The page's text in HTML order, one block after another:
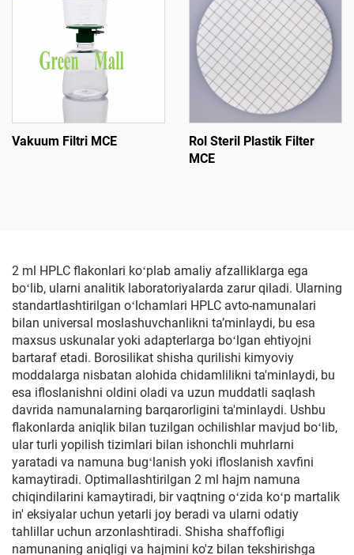
Vakuum Filtri MCE
Rol Steril Plastik Filter
MCE
2 ml HPLC flakonlari koʻplab amaliy afzalliklarga ega
boʻlib, ularni analitik laboratoriyalarda zarur qiladi. Ularning
standartlashtirilgan oʻlchamlari HPLC avto-namunalari
bilan universal moslashuvchanlikni taʼminlaydi, bu esa
maxsus uskunalar yoki adapterlarga boʻlgan ehtiyojni
bartaraf etadi. Borosilikat shisha qurilishi kimyoviy
moddalarga nisbatan alohida chidamlilikni ta'minlaydi, bu
esa ifloslanishni oldini oladi va uzun muddatli saqlash
davrida namunalarning barqarorligini ta'minlaydi. Ushbu
flakonlarda aniqlik bilan tuzilgan ochilishlar mavjud boʻlib,
ular turli yopilish tizimlari bilan ishonchli muhrlarni
yaratadi va namuna bugʻlanish yoki ifloslanish xavfini
kamaytiradi. Optimallashtirilgan 2 ml hajm namuna
chiqindilarini kamaytiradi, bir vaqtning oʻzida koʻp martalik
in' eksiyalar uchun yetarli joy beradi va ularni odatiy
tahlillar uchun arzonlashtiradi. Shisha shaffofligi
namunaning aniqligi va hajmini ko'z bilan tekshirishga